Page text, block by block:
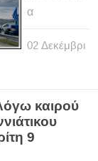
α
02 Δεκέμβρι
καιρού
9